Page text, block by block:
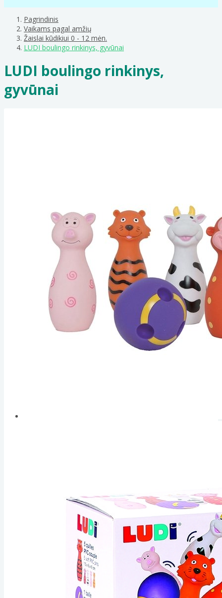
Pagrindinis
Vaikams pagal amžių
Žaislai kūdikiui 0 - 12 mėn.
LUDI boulingo rinkinys, gyvūnai
LUDI boulingo rinkinys,
gyvūnai